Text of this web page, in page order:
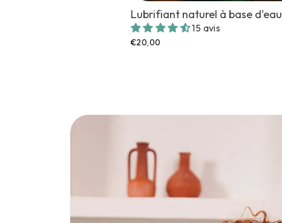
Lubrifiant naturel à base d'eau
15 avis
€20,00